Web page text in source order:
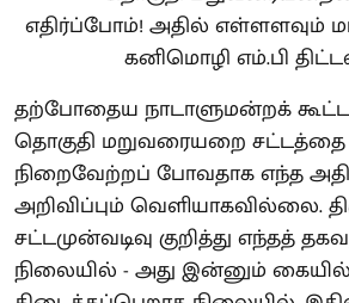
தற்போதைய நாடாளுமன்றக்
தொகுதி மறுவரையறை சட்டத்தை
நிறைவேற்றப் போவதாக எந்த
அறிவிப்பும் வெளியாகவில்லை.
சட்டமுன்வடிவு குறித்து எந்தத்
நிலையில் - அது இன்னும் கையில்